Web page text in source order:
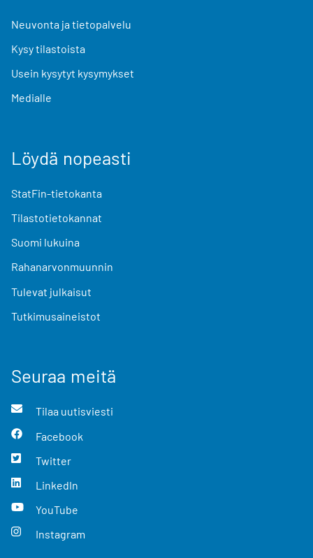
Neuvonta ja tietopalvelu
Kysy tilastoista
Usein kysytyt kysymykset
Medialle
Löydä nopeasti
StatFin-tietokanta
Tilastotietokannat
Suomi lukuina
Rahanarvonmuunnin
Tulevat julkaisut
Tutkimusaineistot
Seuraa meitä
Tilaa uutisviesti
Facebook
Twitter
LinkedIn
YouTube
Instagram